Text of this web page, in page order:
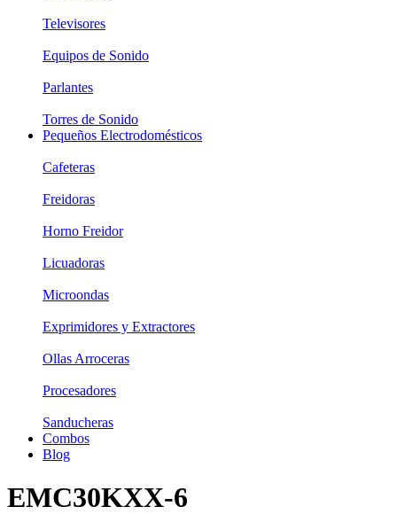
Televisores
Equipos de Sonido
Parlantes
Torres de Sonido
Pequeños Electrodomésticos
Cafeteras
Freidoras
Horno Freidor
Licuadoras
Microondas
Exprimidores y Extractores
Ollas Arroceras
Procesadores
Sanducheras
Combos
Blog
EMC30KXX-6